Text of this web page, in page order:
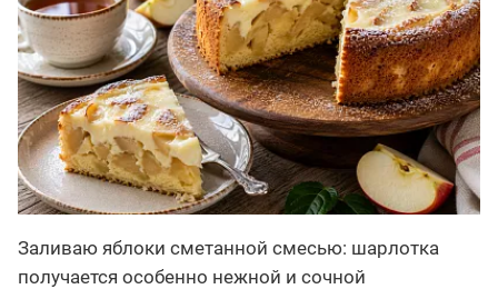
Заливаю яблоки сметанной смесью: шарлотка
получается особенно нежной и сочной